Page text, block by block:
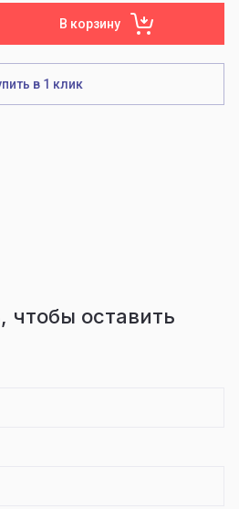
В корзину
в 1 клик
чтобы оставить